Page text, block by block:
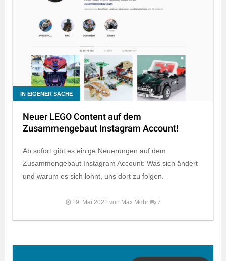
IN EIGENER SACHE
Neuer LEGO Content auf dem
Zusammengebaut Instagram Account!
Ab sofort gibt es einige Neuerungen auf dem
Zusammengebaut Instagram Account: Was sich ändert
und warum es sich lohnt, uns dort zu folgen.
19. Mai 2021 von Max Mohr 7